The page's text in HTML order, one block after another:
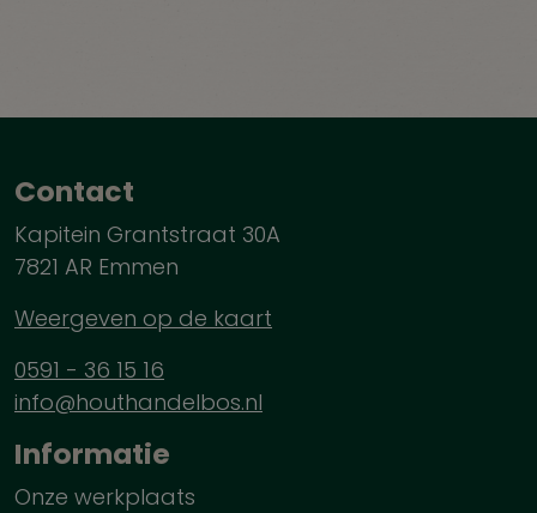
Contact
Kapitein Grantstraat 30A
7821 AR Emmen
Weergeven op de kaart
0591 - 36 15 16
info@houthandelbos.nl
Informatie
Onze werkplaats